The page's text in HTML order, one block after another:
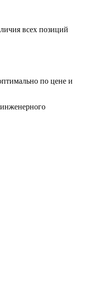
всех позиций
по цене и